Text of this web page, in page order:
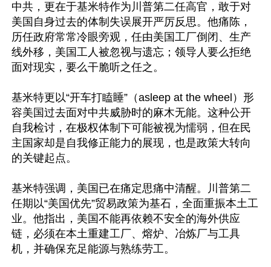
中共，更在于基米特作为川普第二任高官，敢于对
美国自身过去的体制失误展开严厉反思。他痛陈，
历任政府常常冷眼旁观，任由美国工厂倒闭、生产
线外移，美国工人被忽视与遗忘；领导人要么拒绝
面对现实，要么干脆听之任之。
基米特更以“开车打瞌睡”（asleep at the wheel）形
容美国过去面对中共威胁时的麻木无能。这种公开
自我检讨，在极权体制下可能被视为懦弱，但在民
主国家却是自我修正能力的展现，也是政策大转向
的关键起点。
基米特强调，美国已在痛定思痛中清醒。川普第二
任期以“美国优先”贸易政策为基石，全面重振本土工
业。他指出，美国不能再依赖不安全的海外供应
链，必须在本土重建工厂、熔炉、冶炼厂与工具
机，并确保充足能源与熟练劳工。